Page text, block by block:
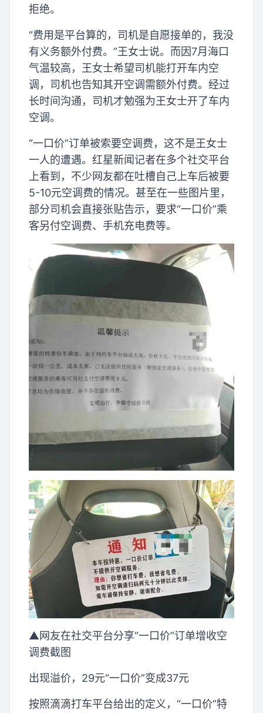
拒绝。
“费用是平台算的，司机是自愿接单的，我没
有义务额外付费。”王女士说。而因7月海口
气温较高，王女士希望司机能打开车内空
调，司机也告知其开空调需额外付费。经过
长时间沟通，司机才勉强为王女士开了车内
空调。
“一口价”订单被索要空调费，这不是王女士
一人的遭遇。红星新闻记者在多个社交平台
上看到，不少网友都在吐槽自己上车后被要
5-10元空调费的情况。甚至在一些图片里，
部分司机会直接张贴告示，要求“一口价”乘
客另付空调费、手机充电费等。
▲网友在社交平台分享“一口价”订单增收空
调费截图
出现溢价，29元“一口价”变成37元
按照滴滴打车平台给出的定义，“一口价”特